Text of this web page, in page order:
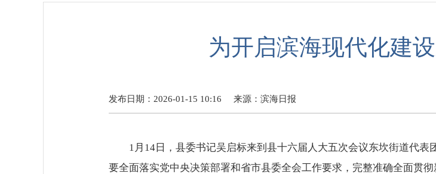
为开启滨海现代化建
发布日期：2026-01-15 10:16 来源： 滨海日报
1月14日，县委书记吴启标来到县十六届人大五次会议东坎街道代
要全面落实党中央决策部署和省市县委全会工作要求，完整准确全面贯